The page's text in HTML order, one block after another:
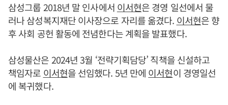
삼성그룹 2018년 말 인사에서 이서현은 경영 일선에서 물
러나 삼성복지재단 이사장으로 자리를 옮겼다. 이서현은 향
후 사회 공헌 활동에 전념한다는 계획을 발표했다.
삼성물산은 2024년 3월 ‘전략기획담당’ 직책을 신설하고
책임자로 이서현을 선임했다. 5년 만에 이서현이 경영일선
에 복귀했다.